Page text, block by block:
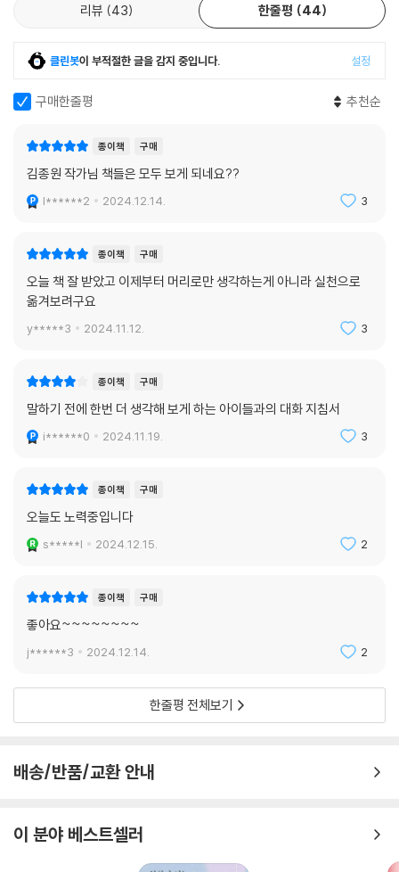
리뷰 43 한줄평 44
클린봇이 부적절한 글을 감지 중입니다. 설정
구매한줄평 추천순
종이책 구매
김종원 작가님 책들은 모두 보게 되네요??
l******2 2024.12.14. 3
종이책 구매
오늘 책 잘 받았고 이제부터 머리로만 생각하는게 아니라 실천으로
옮겨보려구요
y*****3 2024.11.12. 3
종이책 구매
말하기 전에 한번 더 생각해 보게 하는 아이들과의 대화 지침서
i******0 2024.11.19. 3
종이책 구매
오늘도 노력중입니다
s*****l 2024.12.15. 2
종이책 구매
좋아요~~~~~~~~
j******3 2024.12.14. 2
한줄평 전체보기
배송/반품/교환 안내
이 분야 베스트셀러